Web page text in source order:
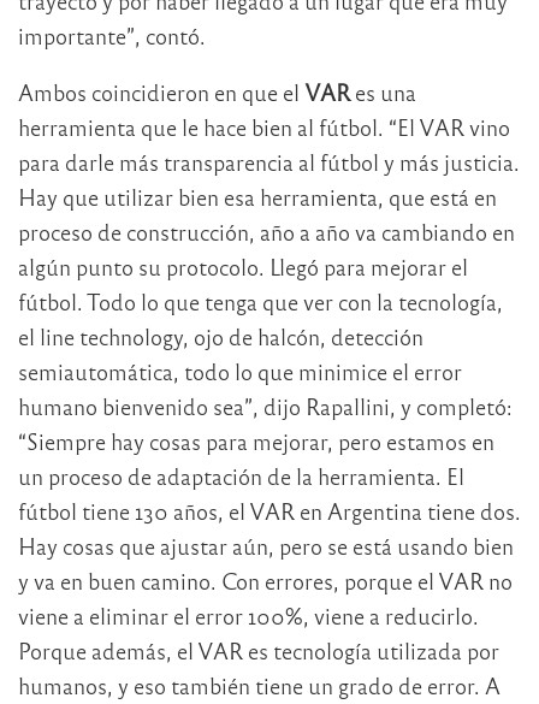
importante”, contó.
Ambos coincidieron en que el VAR es una
herramienta que le hace bien al fútbol. “El VAR vino
para darle más transparencia al fútbol y más justicia.
Hay que utilizar bien esa herramienta, que está en
proceso de construcción, año a año va cambiando en
algún punto su protocolo. Llegó para mejorar el
fútbol. Todo lo que tenga que ver con la tecnología,
el line technology, ojo de halcón, detección
semiautomática, todo lo que minimice el error
humano bienvenido sea”, dijo Rapallini, y completó:
“Siempre hay cosas para mejorar, pero estamos en
un proceso de adaptación de la herramienta. El
fútbol tiene 130 años, el VAR en Argentina tiene dos.
Hay cosas que ajustar aún, pero se está usando bien
y va en buen camino. Con errores, porque el VAR no
viene a eliminar el error 100%, viene a reducirlo.
Porque además, el VAR es tecnología utilizada por
humanos, y eso también tiene un grado de error. A